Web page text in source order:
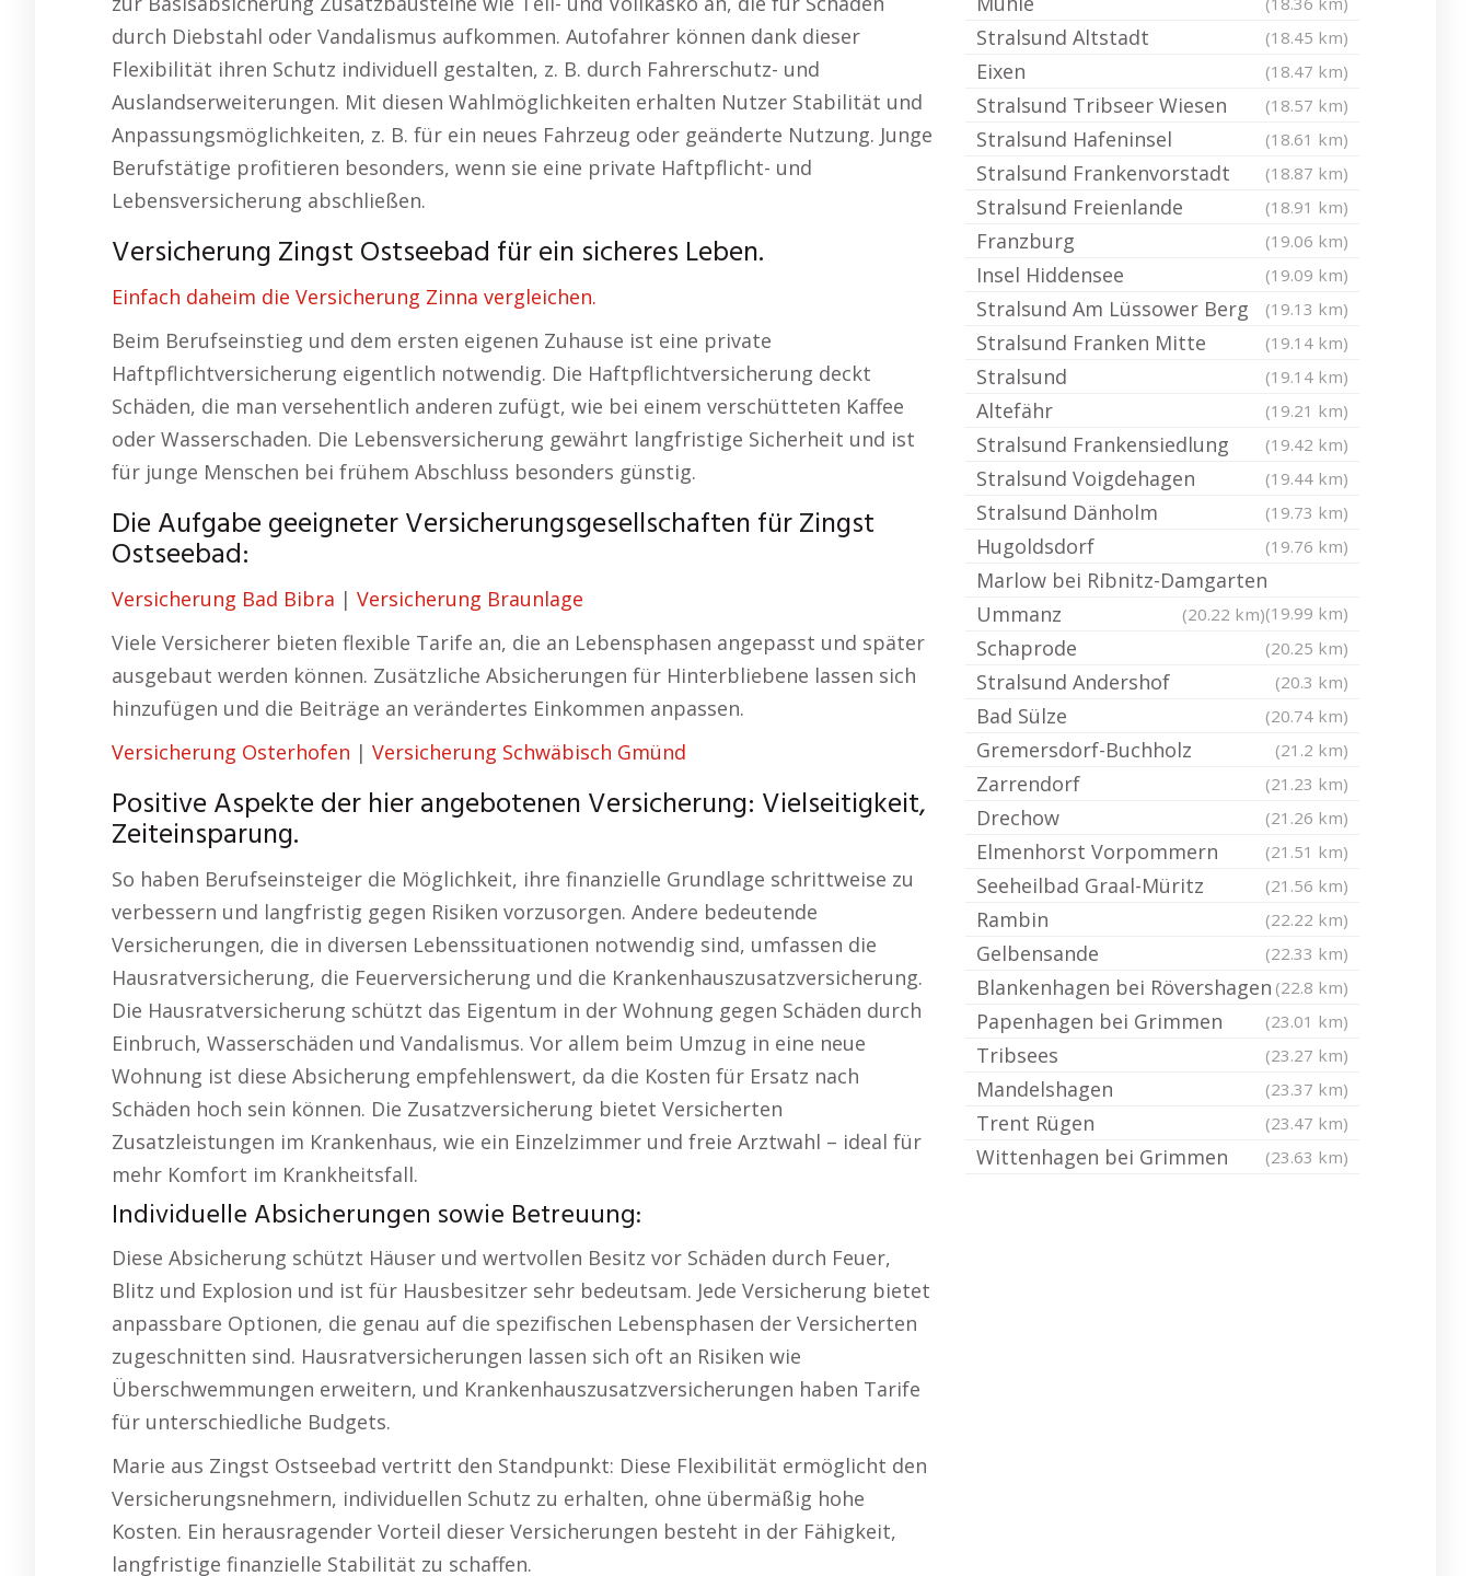
durch Diebstahl oder Vandalismus aufkommen. Autofahrer können dank dieser
Flexibilität ihren Schutz individuell gestalten, z. B. durch Fahrerschutz- und
Auslandserweiterungen. Mit diesen Wahlmöglichkeiten erhalten Nutzer Stabilität und
Anpassungsmöglichkeiten, z. B. für ein neues Fahrzeug oder geänderte Nutzung. Junge
Berufstätige profitieren besonders, wenn sie eine private Haftpflicht- und
Lebensversicherung abschließen.
Versicherung Zingst Ostseebad für ein sicheres Leben.
Einfach daheim die Versicherung Zinna vergleichen.
Beim Berufseinstieg und dem ersten eigenen Zuhause ist eine private
Haftpflichtversicherung eigentlich notwendig. Die Haftpflichtversicherung deckt
Schäden, die man versehentlich anderen zufügt, wie bei einem verschütteten Kaffee
oder Wasserschaden. Die Lebensversicherung gewährt langfristige Sicherheit und ist
für junge Menschen bei frühem Abschluss besonders günstig.
Die Aufgabe geeigneter Versicherungsgesellschaften für Zingst
Ostseebad:
Versicherung Bad Bibra | Versicherung Braunlage
Viele Versicherer bieten flexible Tarife an, die an Lebensphasen angepasst und später
ausgebaut werden können. Zusätzliche Absicherungen für Hinterbliebene lassen sich
hinzufügen und die Beiträge an verändertes Einkommen anpassen.
Versicherung Osterhofen | Versicherung Schwäbisch Gmünd
Positive Aspekte der hier angebotenen Versicherung: Vielseitigkeit,
Zeiteinsparung.
So haben Berufseinsteiger die Möglichkeit, ihre finanzielle Grundlage schrittweise zu
verbessern und langfristig gegen Risiken vorzusorgen. Andere bedeutende
Versicherungen, die in diversen Lebenssituationen notwendig sind, umfassen die
Hausratversicherung, die Feuerversicherung und die Krankenhauszusatzversicherung.
Die Hausratversicherung schützt das Eigentum in der Wohnung gegen Schäden durch
Einbruch, Wasserschäden und Vandalismus. Vor allem beim Umzug in eine neue
Wohnung ist diese Absicherung empfehlenswert, da die Kosten für Ersatz nach
Schäden hoch sein können. Die Zusatzversicherung bietet Versicherten
Zusatzleistungen im Krankenhaus, wie ein Einzelzimmer und freie Arztwahl – ideal für
mehr Komfort im Krankheitsfall.
Individuelle Absicherungen sowie Betreuung:
Diese Absicherung schützt Häuser und wertvollen Besitz vor Schäden durch Feuer,
Blitz und Explosion und ist für Hausbesitzer sehr bedeutsam. Jede Versicherung bietet
anpassbare Optionen, die genau auf die spezifischen Lebensphasen der Versicherten
zugeschnitten sind. Hausratversicherungen lassen sich oft an Risiken wie
Überschwemmungen erweitern, und Krankenhauszusatzversicherungen haben Tarife
für unterschiedliche Budgets.
Marie aus Zingst Ostseebad vertritt den Standpunkt: Diese Flexibilität ermöglicht den
Versicherungsnehmern, individuellen Schutz zu erhalten, ohne übermäßig hohe
Kosten. Ein herausragender Vorteil dieser Versicherungen besteht in der Fähigkeit,
langfristige finanzielle Stabilität zu schaffen.
Stralsund Altstadt (18.45 km)
Eixen (18.47 km)
Stralsund Tribseer Wiesen (18.57 km)
Stralsund Hafeninsel (18.61 km)
Stralsund Frankenvorstadt (18.87 km)
Stralsund Freienlande (18.91 km)
Franzburg (19.06 km)
Insel Hiddensee (19.09 km)
Stralsund Am Lüssower Berg (19.13 km)
Stralsund Franken Mitte (19.14 km)
Stralsund (19.14 km)
Altefähr (19.21 km)
Stralsund Frankensiedlung (19.42 km)
Stralsund Voigdehagen (19.44 km)
Stralsund Dänholm (19.73 km)
Hugoldsdorf (19.76 km)
Marlow bei Ribnitz-Damgarten
(19.99 km)
Ummanz (20.22 km)
Schaprode (20.25 km)
Stralsund Andershof (20.3 km)
Bad Sülze (20.74 km)
Gremersdorf-Buchholz (21.2 km)
Zarrendorf (21.23 km)
Drechow (21.26 km)
Elmenhorst Vorpommern (21.51 km)
Seeheilbad Graal-Müritz (21.56 km)
Rambin (22.22 km)
Gelbensande (22.33 km)
Blankenhagen bei Rövershagen (22.8 km)
Papenhagen bei Grimmen (23.01 km)
Tribsees (23.27 km)
Mandelshagen (23.37 km)
Trent Rügen (23.47 km)
Wittenhagen bei Grimmen (23.63 km)